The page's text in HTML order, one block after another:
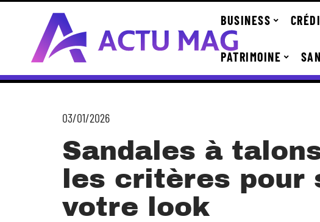
BUSINESS
PATRIMOINE
03/01/2026
Sandales à
les critères pour
votre look